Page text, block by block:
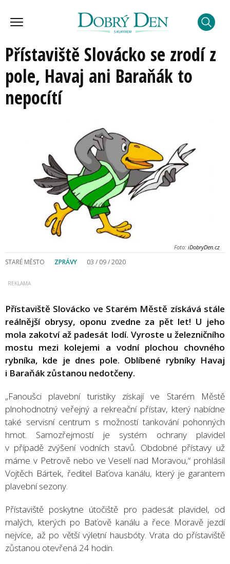
Přístaviště Slovácko se zrodí z
pole, Havaj ani Baraňák to
nepocítí
Foto: iDobryDen.cz
STARÉ MĚSTO ZPRÁVY 03 / 09 / 2020
Přístaviště Slovácko ve Starém Městě získává stále
reálnější obrysy, oponu zvedne za pět let! U jeho
mola zakotví až padesát lodí. Vyroste u železničního
mostu mezi kolejemi a vodní plochou chovného
rybníka, kde je dnes pole. Oblíbené rybníky Havaj
i Baraňák zůstanou nedotčeny.
„Fanoušci plavební turistiky získají ve Starém Městě
plnohodnotný veřejný a rekreační přístav, který nabídne
také servisní centrum s možností tankování pohonných
hmot. Samozřejmostí je systém ochrany plavidel
v případě zvýšení vodních stavů. Obdobné přístavy už
máme v Petrově nebo ve Veselí nad Moravou,“ prohlásil
Vojtěch Bártek, ředitel Baťova kanálu, který je garantem
plavební sezony.
Přístaviště poskytne útočiště pro padesát plavidel, od
malých, kterých po Baťově kanálu a řece Moravě jezdí
nejvíce, až po větší výletní hausbóty. Vrata do přístaviště
zůstanou otevřená 24 hodin.